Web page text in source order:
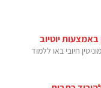
יוטיוב
חיובי באו ללמוד